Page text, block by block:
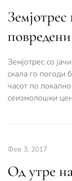
повредени
Земјотрес со
скала го погоди
часот по
сеизмолошки
Фев 3, 2017
Од утре